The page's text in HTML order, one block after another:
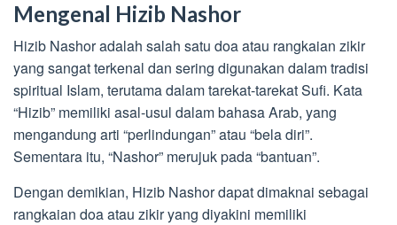
Mengenal Hizib Nashor
Hizib Nashor adalah salah satu doa atau rangkaian zikir
yang sangat terkenal dan sering digunakan dalam tradisi
spiritual Islam, terutama dalam tarekat-tarekat Sufi. Kata
“Hizib” memiliki asal-usul dalam bahasa Arab, yang
mengandung arti “perlindungan” atau “bela diri”.
Sementara itu, “Nashor” merujuk pada “bantuan”.
Dengan demikian, Hizib Nashor dapat dimaknai sebagai
rangkaian doa atau zikir yang diyakini memiliki